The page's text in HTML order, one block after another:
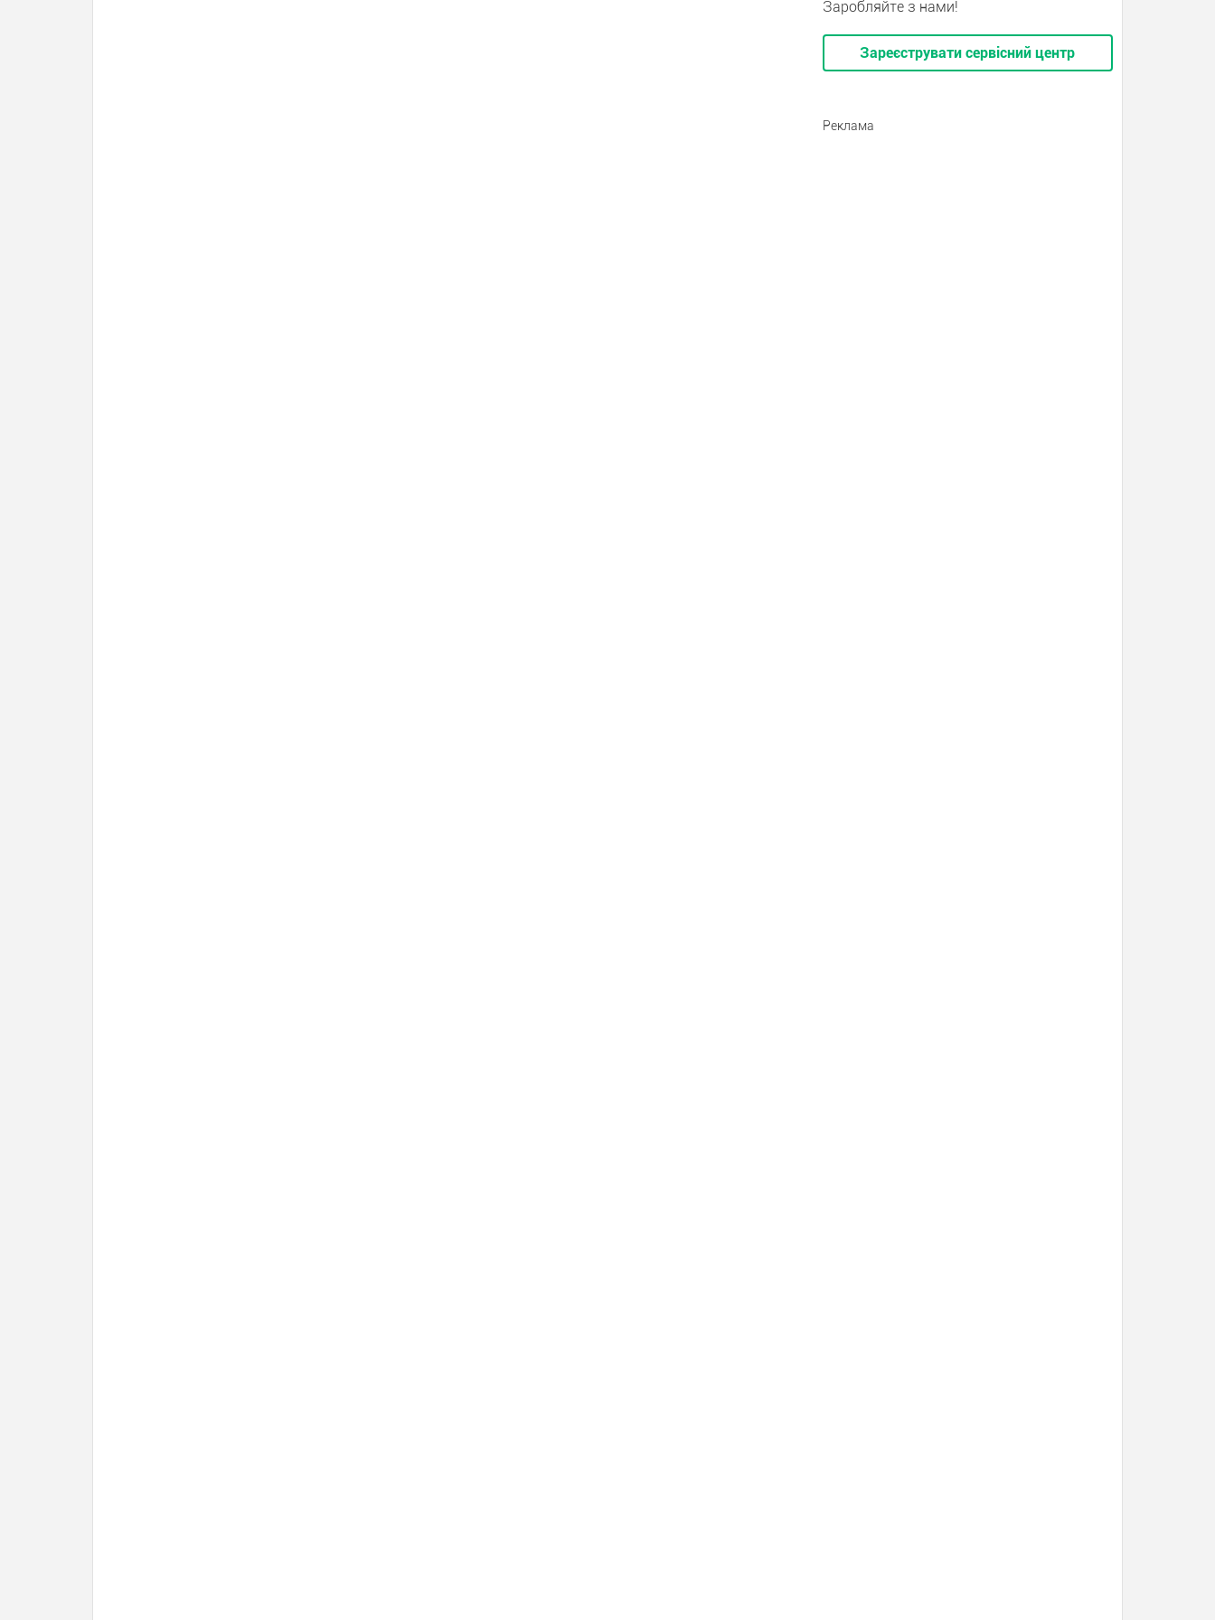
Заробляйте з нами!
Зареєструвати сервісний центр
Реклама